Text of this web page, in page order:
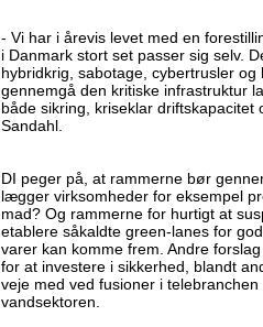
- Vi har i årevis levet med en
i Danmark stort set passer sig selv.
hybridkrig, sabotage, cybertrusler
gennemgå den kritiske infrastruktur
både sikring, kriseklar
Sandahl.
DI peger på, at rammerne bør
lægger virksomheder for eksempel
mad? Og rammerne for hurtigt at
etablere såkaldte green-lanes for
varer kan komme frem. Andre
for at investere i sikkerhed, blandt
veje med ved fusioner i
vandsektoren.